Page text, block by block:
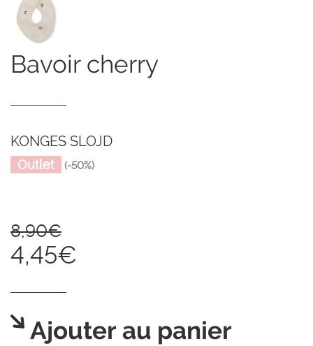
bavoir cherry
KONGES SLOJD
Outlet (-50%)
8,90€
4,45€
Ajouter au panier